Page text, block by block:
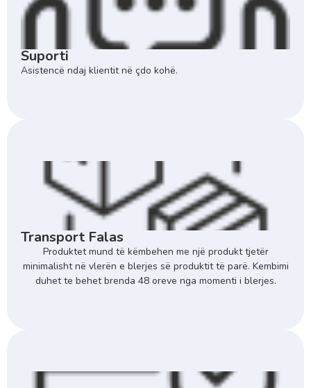
Suporti
Asistencë ndaj klientit në çdo kohë.
Transport Falas
Produktet mund të këmbehen me një produkt tjetër
minimalisht në vlerën e blerjes së produktit të parë. Kembimi
duhet te behet brenda 48 oreve nga momenti i blerjes.